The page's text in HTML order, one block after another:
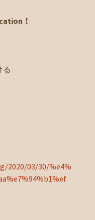
！
る
2020/03/30/%e4%